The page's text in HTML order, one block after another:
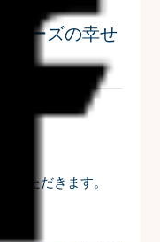
ルーズの幸せ
いただきます。